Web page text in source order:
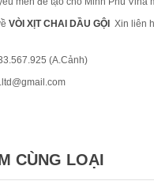
VÒI XỊT CHAI DẦU GỘI Xin liên
(A.Cảnh)
CÙNG LOẠI